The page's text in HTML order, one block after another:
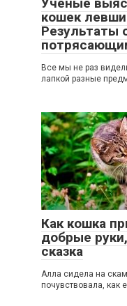
кошек
Результаты
Все мы не раз
лапкой разные
Как кошка
добрые
сказка
Алла сидела на
почувствовала, как